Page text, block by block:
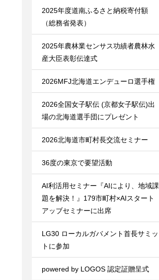
2025年度道南ふるさと納税寄付額
（総務省発表）
2025年農林業センサス功績者農林水
産大臣表彰伝達式
2026MFJ北海道エンデューロ選手権
2026全国女子駅伝 (京都女子駅伝)出
場の北海道選手団にプレゼント
2026北海道市町村長交流セミナー
36度の東京で要望活動
AI利活用セミナー『AIにより、地域課
題を解決！』179市町村×AIスタート
アッブセミナーに出席
LG30 ローカルガバメント首長サミッ
トに参加
powered by LOGOS 認定証贈呈式